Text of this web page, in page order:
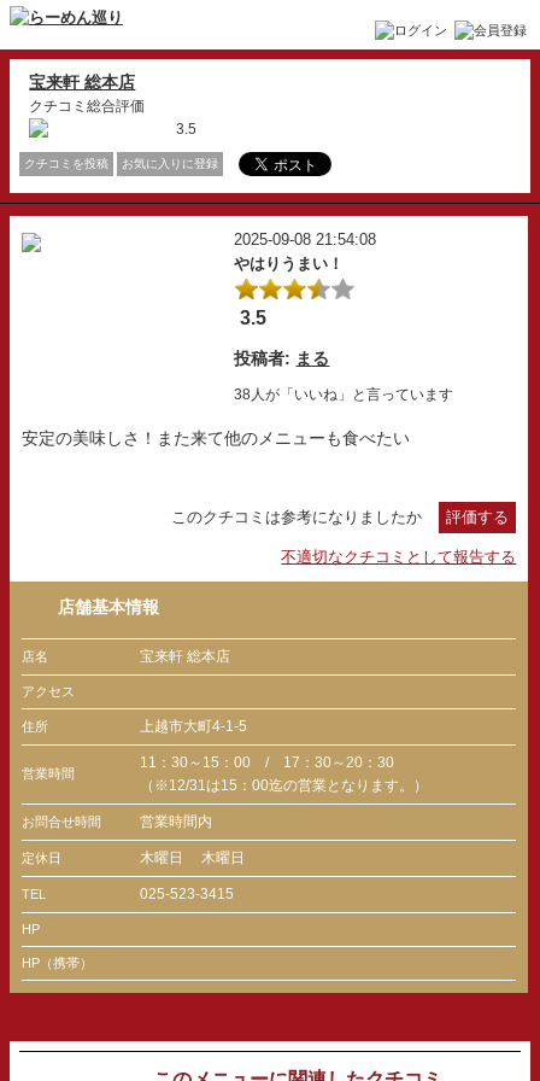
宝来軒 総本店
クチコミ総合評価
3.5
クチコミを投稿 お気に入りに登録
2025-09-08 21:54:08
やはりうまい！
3.5
投稿者: まる
38人が「いいね」と言っています
安定の美味しさ！また来て他のメニューも食べたい
このクチコミは参考になりましたか 評価する
不適切なクチコミとして報告する
店舗基本情報
店名 宝来軒 総本店
アクセス
住所 上越市大町4-1-5
営業時間
11：30～15：00 / 17：30～20：30
（※12/31は15：00迄の営業となります。）
お問合せ時間 営業時間内
定休日 木曜日 木曜日
TEL 025-523-3415
HP
HP（携帯）